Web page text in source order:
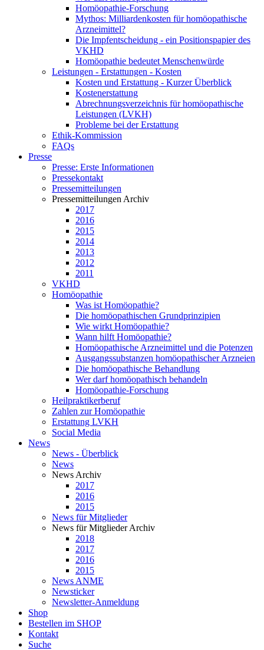
Homöopathie-Forschung
Mythos: Milliardenkosten für homöopathische
Arzneimittel?
Die Impfentscheidung - ein Positionspapier des
VKHD
Homöopathie bedeutet Menschenwürde
Leistungen - Erstattungen - Kosten
Kosten und Erstattung - Kurzer Überblick
Kostenerstattung
Abrechnungsverzeichnis für homöopathische
Leistungen (LVKH)
Probleme bei der Erstattung
Ethik-Kommission
FAQs
Presse
Presse: Erste Informationen
Pressekontakt
Pressemitteilungen
Pressemitteilungen Archiv
2017
2016
2015
2014
2013
2012
2011
VKHD
Homöopathie
Was ist Homöopathie?
Die homöopathischen Grundprinzipien
Wie wirkt Homöopathie?
Wann hilft Homöopathie?
Homöopathische Arzneimittel und die Potenzen
Ausgangssubstanzen homöopathischer Arzneien
Die homöopathische Behandlung
Wer darf homöopathisch behandeln
Homöopathie-Forschung
Heilpraktikerberuf
Zahlen zur Homöopathie
Erstattung LVKH
Social Media
News
News - Überblick
News
News Archiv
2017
2016
2015
News für Mitglieder
News für Mitglieder Archiv
2018
2017
2016
2015
News ANME
Newsticker
Newsletter-Anmeldung
Shop
Bestellen im SHOP
Kontakt
Suche